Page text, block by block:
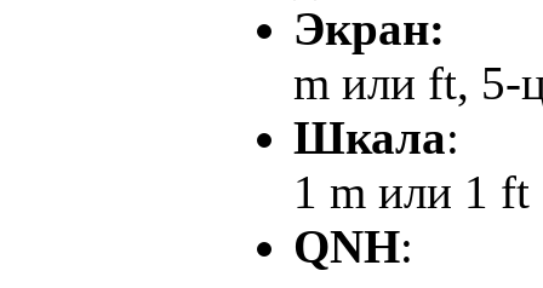
Экран:
m или ft, 5-
Шкала:
1 m или 1 ft
QNH: